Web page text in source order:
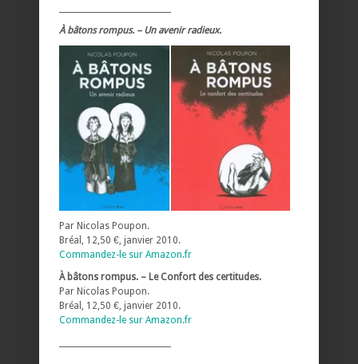
À bâtons rompus. – Un avenir radieux.
Par Nicolas Poupon.
Bréal, 12,50 €, janvier 2010.
Commandez-le sur Amazon.fr
À bâtons rompus. – Le Confort des certitudes.
Par Nicolas Poupon.
Bréal, 12,50 €, janvier 2010.
Commandez-le sur Amazon.fr